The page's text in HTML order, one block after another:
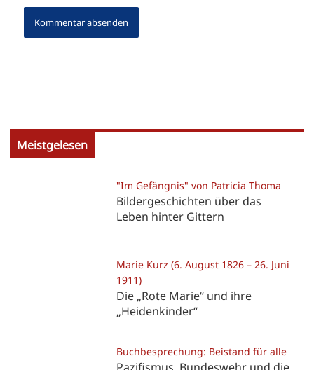
Meistgelesen
"Im Gefängnis" von Patricia Thoma
Bildergeschichten über das
Leben hinter Gittern
Marie Kurz (6. August 1826 – 26. Juni
1911)
Die „Rote Marie“ und ihre
„Heidenkinder“
Buchbesprechung: Beistand für alle